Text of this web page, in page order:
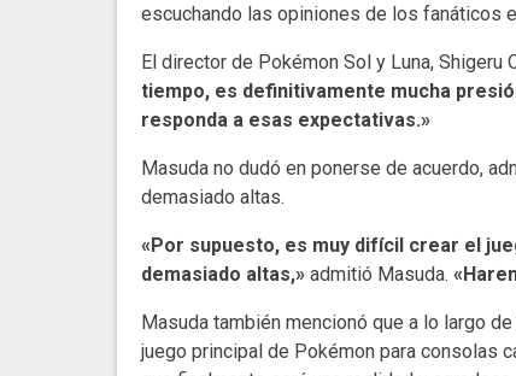
escuchando las opiniones de los fanáticos
El director de Pokémon Sol y Luna, Shigeru
tiempo, es definitivamente mucha
responda a esas expectativas.»
Masuda no dudó en ponerse de acuerdo,
demasiado altas.
«Por supuesto, es muy difícil crear el
demasiado altas,» admitió Masuda.
Masuda también mencionó que a lo largo
juego principal de Pokémon para consolas